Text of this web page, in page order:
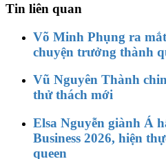
Tin liên quan
Võ Minh Phụng ra
chuyện trưởng thành
Vũ Nguyên Thành
thử thách mới
Elsa Nguyễn giành Á
Business 2026, hiện
queen